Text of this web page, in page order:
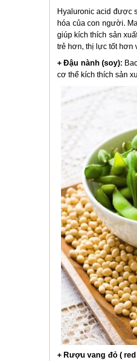
Hyaluronic acid được
hóa của con người.
giúp kích thích sản
trẻ hơn, thị lực tốt hơn
+ Đậu nành (soy):
cơ thể kích thích sản
+ Rượu vang đỏ ( red